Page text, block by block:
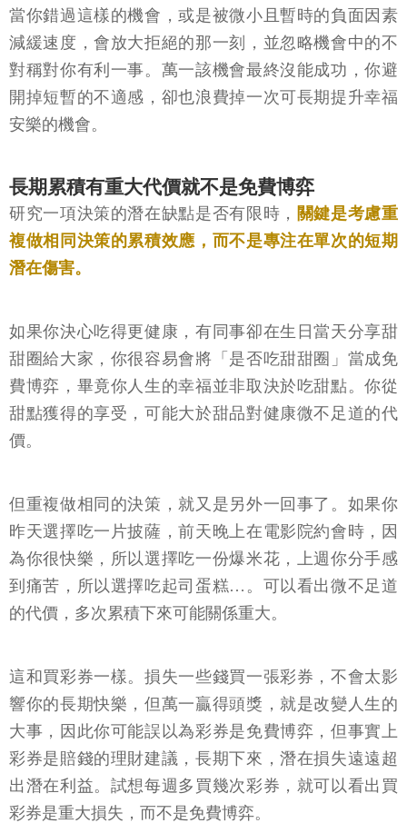
當你錯過這樣的機會，或是被微小且暫時的負面因素
減緩速度，會放大拒絕的那一刻，並忽略機會中的不
對稱對你有利一事。萬一該機會最終沒能成功，你避
開掉短暫的不適感，卻也浪費掉一次可長期提升幸福
安樂的機會。
長期累積有重大代價就不是免費博弈
研究一項決策的潛在缺點是否有限時， 關鍵是考慮重
複做相同決策的累積效應，而不是專注在單次的短期
潛在傷害。
如果你決心吃得更健康，有同事卻在生日當天分享甜
甜圈給大家，你很容易會將「是否吃甜甜圈」當成免
費博弈，畢竟你人生的幸福並非取決於吃甜點。你從
甜點獲得的享受，可能大於甜品對健康微不足道的代
價。
但重複做相同的決策，就又是另外一回事了。如果你
昨天選擇吃一片披薩，前天晚上在電影院約會時，因
為你很快樂，所以選擇吃一份爆米花，上週你分手感
到痛苦，所以選擇吃起司蛋糕…。可以看出微不足道
的代價，多次累積下來可能關係重大。
這和買彩券一樣。損失一些錢買一張彩券，不會太影
響你的長期快樂，但萬一贏得頭獎，就是改變人生的
大事，因此你可能誤以為彩券是免費博弈，但事實上
彩券是賠錢的理財建議，長期下來，潛在損失遠遠超
出潛在利益。試想每週多買幾次彩券，就可以看出買
彩券是重大損失，而不是免費博弈。